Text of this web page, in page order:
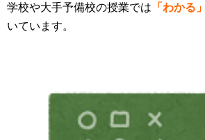
学校や大手予備校の授業では 「わかる」
いています。